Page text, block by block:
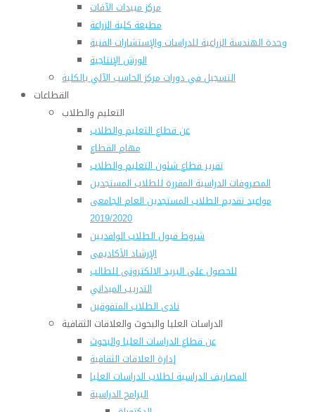
مركز مبيدات الآفات
مطبعة كلية الزراعة
وحدة الهندسة الزراعية للدراسات والإستشارات الفنية
الورش الإنتاجية
التسجيل في دورات مركز الحاسب الآلي بالكلية
القطاعات
التعليم والطلاب
عن قطاع التعليم والطلاب
مهام القطاع
تقرير قطاع شئون التعليم والطلاب
المصروفات الدراسية المقررة للطلاب المستجدين
مواعيد تقديم الطلاب المستجدين العام الجامعى
2019/2020
شروط قبول الطلاب الوافديين
الإرشاد الأكاديمى
للحصول على البريد الالكترونى للطالب
التدريب الميداني
نادى الطلاب المتفوقين
الدراسات العليا والبحوث والعلاقات الثقافية
عن قطاع الدراسات العليا والبحوث
إدارة العلاقات الثقافية
المصاريف الدراسية لطلاب الدراسات العليا
البرامج الدراسية